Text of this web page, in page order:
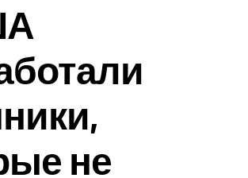
не